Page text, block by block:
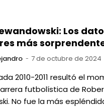
Los
más
7 de octubre de 2024
2010-2011 resultó el
futbolística de
No fue la más